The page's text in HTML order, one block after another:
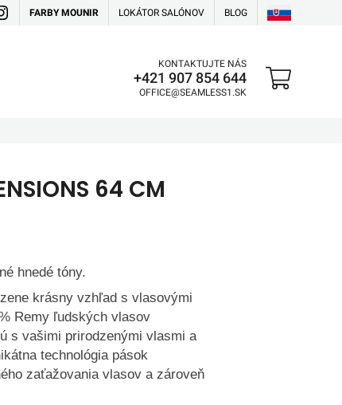
FARBY MOUNIR LOKÁTOR SALÓNOV BLOG
KONTAKTUJTE NÁS
+421 907 854 644
OFFICE@SEAMLESS1.SK
64 CM
hnedé tóny.
krásny vzhľad s vlasovými
Remy ľudských vlasov
s vašimi prirodzenými vlasmi a
technológia pások
zaťažovania vlasov a zároveň